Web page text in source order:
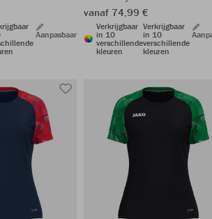
Aanpasbaar
vanaf 74,99 €
Verkrijgbaar
in 10
verschillende
kleuren
Verkrijgbaar
in 10
verschillende
kleuren